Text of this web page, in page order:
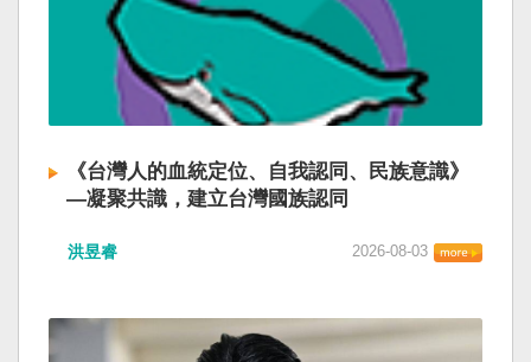
《台灣人的血統定位、自我認同、民族意識》
—凝聚共識，建立台灣國族認同
洪昱睿 2026-08-03